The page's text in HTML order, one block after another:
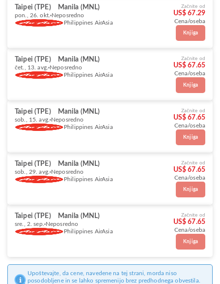
Taipei (TPE) Manila (MNL)
pon., 26. okt. Neposredno
Philippines AirAsia
Začnite od
US$ 67.29
Cena/oseba
Knjiga
Taipei (TPE) Manila (MNL)
čet., 13. avg. Neposredno
Philippines AirAsia
Začnite od
US$ 67.65
Cena/oseba
Knjiga
Taipei (TPE) Manila (MNL)
sob., 15. avg. Neposredno
Philippines AirAsia
Začnite od
US$ 67.65
Cena/oseba
Knjiga
Taipei (TPE) Manila (MNL)
sob., 29. avg. Neposredno
Philippines AirAsia
Začnite od
US$ 67.65
Cena/oseba
Knjiga
Taipei (TPE) Manila (MNL)
sre., 2. sep. Neposredno
Philippines AirAsia
Začnite od
US$ 67.65
Cena/oseba
Knjiga
Upoštevajte, da cene, navedene na tej strani, morda niso
posodobljene in se lahko spremenijo brez predhodnega obvestila.